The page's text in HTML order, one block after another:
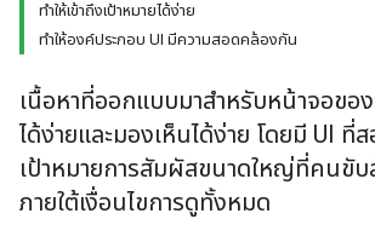
ทำให้เข้าถึงเป้าหมายได้ง่าย
ทำให้องค์ประกอบ UI มีความสอดคล้องกัน
เนื้อหาที่ออกแบบมาสำหรับหน้าจอขอ
ได้ง่ายและมองเห็นได้ง่าย โดยมี UI ที่
เป้าหมายการสัมผัสขนาดใหญ่ที่คนขับ
ภายใต้เงื่อนไขการดูทั้งหมด